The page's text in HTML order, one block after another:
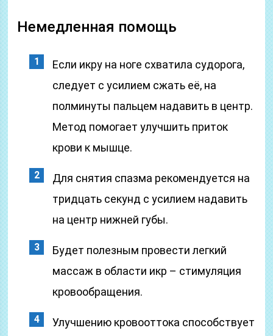
Немедленная помощь
Если икру на ноге схватила судорога,
следует с усилием сжать её, на
полминуты пальцем надавить в центр.
Метод помогает улучшить приток
крови к мышце.
Для снятия спазма рекомендуется на
тридцать секунд с усилием надавить
на центр нижней губы.
Будет полезным провести легкий
массаж в области икр – стимуляция
кровообращения.
Улучшению кровооттока способствует